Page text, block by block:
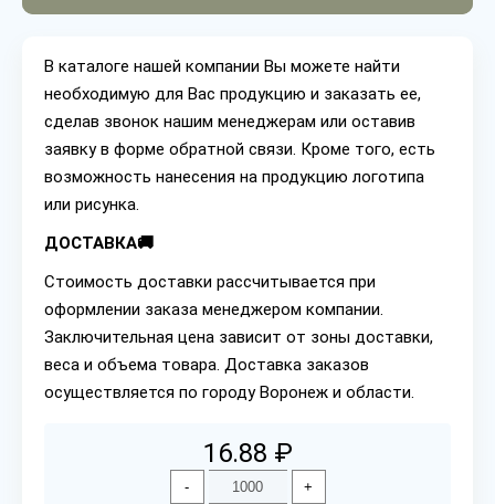
В каталоге нашей компании Вы можете найти
необходимую для Вас продукцию и заказать ее,
сделав звонок нашим менеджерам или оставив
заявку в форме обратной связи. Кроме того, есть
возможность нанесения на продукцию логотипа
или рисунка.
ДОСТАВКА🚚
Стоимость доставки рассчитывается при
оформлении заказа менеджером компании.
Заключительная цена зависит от зоны доставки,
веса и объема товара. Доставка заказов
осуществляется по городу Воронеж и области.
16.88 ₽
- +